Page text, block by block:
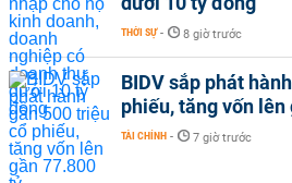
THỜI SỰ - 8 giờ trước
BIDV sắp phát
phiếu, tăng vốn lên
TÀI CHÍNH - 7 giờ trước